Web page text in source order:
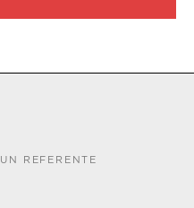
REFERENTE